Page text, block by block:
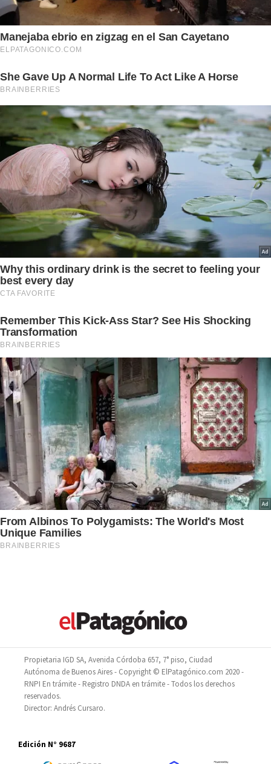
Propietaria IGD SA, Avenida Córdoba 657, 7° piso, Ciudad
Autónoma de Buenos Aires - Copyright © ElPatagónico.com 2020 -
RNPI En trámite - Registro DNDA en trámite - Todos los derechos
reservados.
Director: Andrés Cursaro.
Edición N° 9687